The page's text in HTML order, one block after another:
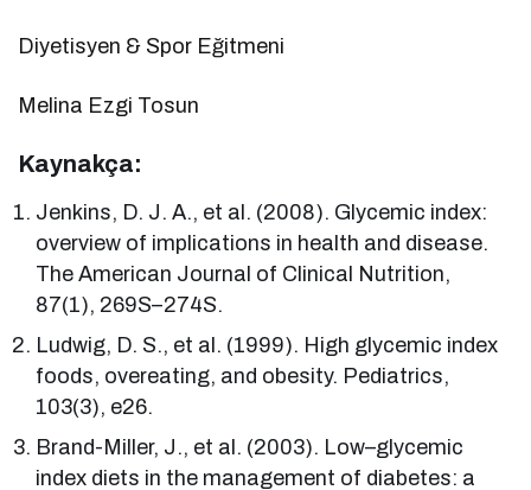
Diyetisyen & Spor Eğitmeni
Melina Ezgi Tosun
Kaynakça:
Jenkins, D. J. A., et al. (2008). Glycemic index:
overview of implications in health and disease.
The American Journal of Clinical Nutrition,
87(1), 269S–274S.
Ludwig, D. S., et al. (1999). High glycemic index
foods, overeating, and obesity. Pediatrics,
103(3), e26.
Brand-Miller, J., et al. (2003). Low–glycemic
index diets in the management of diabetes: a